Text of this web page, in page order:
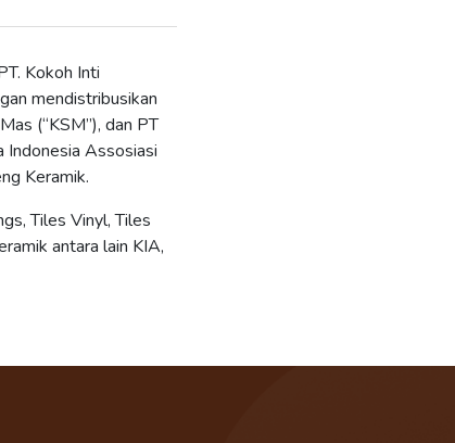
Kokoh Inti
mendistribusikan
(“KSM”), dan PT
Indonesia Assosiasi
Keramik.
Tiles Vinyl, Tiles
antara lain KIA,